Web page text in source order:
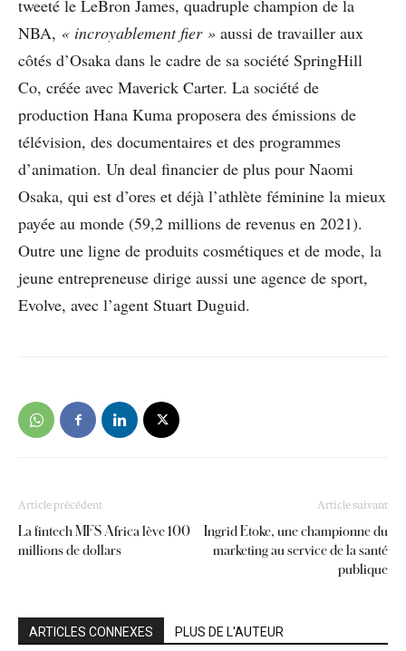
tweeté le LeBron James, quadruple champion de la
NBA, « incroyablement fier » aussi de travailler aux
côtés d’Osaka dans le cadre de sa société SpringHill
Co, créée avec Maverick Carter. La société de
production Hana Kuma proposera des émissions de
télévision, des documentaires et des programmes
d’animation. Un deal financier de plus pour Naomi
Osaka, qui est d’ores et déjà l’athlète féminine la mieux
payée au monde (59,2 millions de revenus en 2021).
Outre une ligne de produits cosmétiques et de mode, la
jeune entrepreneuse dirige aussi une agence de sport,
Evolve, avec l’agent Stuart Duguid.
Article précédent
La fintech MFS Africa lève 100
millions de dollars
Article suivant
Ingrid Etoke, une championne du
marketing au service de la santé
publique
ARTICLES CONNEXES PLUS DE L'AUTEUR